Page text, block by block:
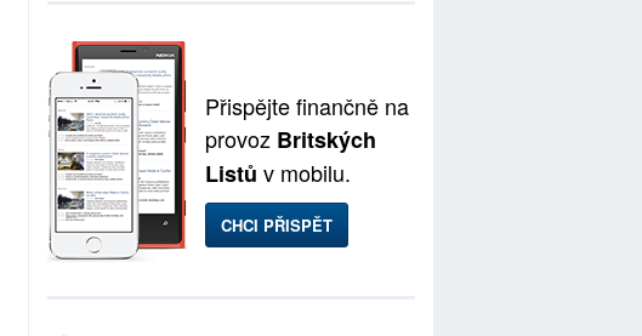
Přispějte finančně na
provoz Britských
Listů v mobilu.
CHCI PŘISPĚT